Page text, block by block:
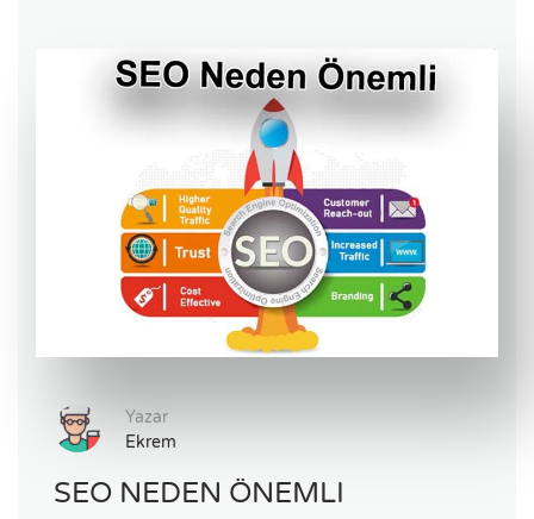
Yazar
Ekrem
SEO NEDEN ÖNEMLI